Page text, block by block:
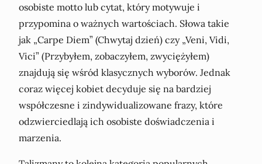
osobiste motto lub cytat, który motywuje i
przypomina o ważnych wartościach. Słowa takie
jak „Carpe Diem” (Chwytaj dzień) czy „Veni, Vidi,
Vici” (Przybyłem, zobaczyłem, zwyciężyłem)
znajdują się wśród klasycznych wyborów. Jednak
coraz więcej kobiet decyduje się na bardziej
współczesne i zindywidualizowane frazy, które
odzwierciedlają ich osobiste doświadczenia i
marzenia.